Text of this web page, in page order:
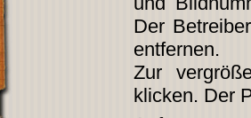
Der
entfernen.
Zur
klicken. Der